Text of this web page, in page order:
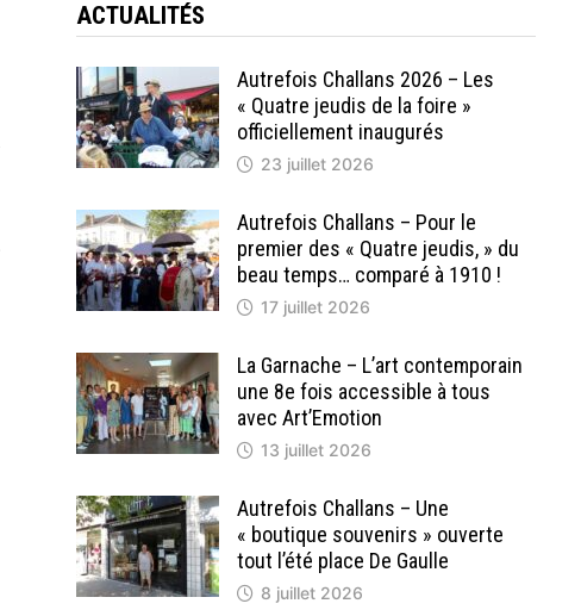
ACTUALITÉS
Autrefois Challans 2026 – Les
« Quatre jeudis de la foire »
officiellement inaugurés
23 juillet 2026
Autrefois Challans – Pour le
premier des « Quatre jeudis, » du
beau temps… comparé à 1910 !
17 juillet 2026
La Garnache – L’art contemporain
une 8e fois accessible à tous
avec Art’Emotion
13 juillet 2026
Autrefois Challans – Une
« boutique souvenirs » ouverte
tout l’été place De Gaulle
8 juillet 2026